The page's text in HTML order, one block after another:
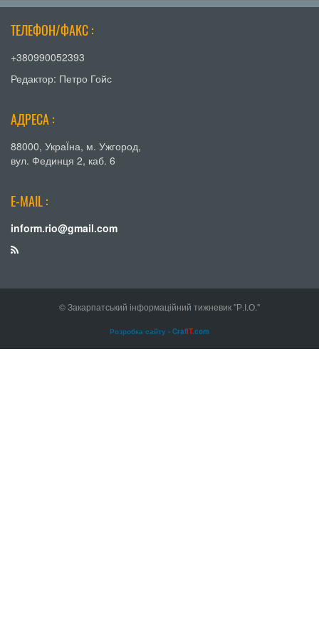
ТЕЛЕФОН/ФАКС :
+380990052393
Редактор: Петро Гойс
АДРЕСА :
88000, УкраЇна, м. Ужгород,
вул. Фединця 2, каб. 6
E-MAIL :
inform.rio@gmail.com
© Закарпатський інформаційний тижневик "Р.І.О."
Розробка сайту - CrafIT.com